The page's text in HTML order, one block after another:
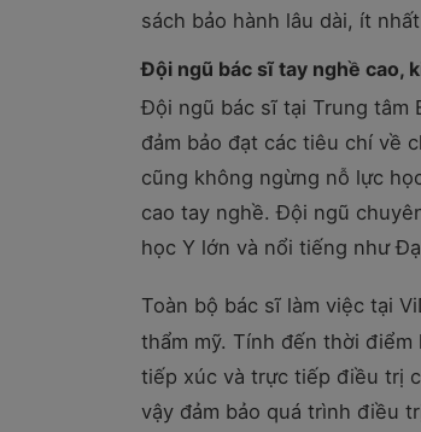
sách bảo hành lâu dài, ít
Đội ngũ bác sĩ tay nghề cao,
Đội ngũ bác sĩ tại Trung tâm
đảm bảo đạt các tiêu chí về
cũng không ngừng nỗ lực
cao tay nghề.Đội ngũ
học Y lớn và nổi tiếng như
Toàn bộ bác sĩ làm việc tại
thẩm mỹ. Tính đến thời điểm
tiếp xúc và trực tiếp điều trị
vậy đảm bảo quá trình điều